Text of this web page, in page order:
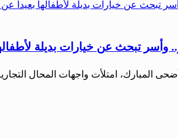
وأسر تبحث عن خيارات بديلة
المبارك، امتلأت واجهات المحال